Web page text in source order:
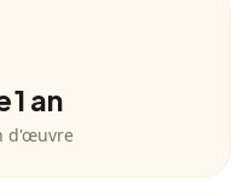
1 an
d'œuvre